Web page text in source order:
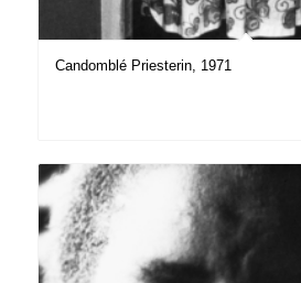
Candomblé Priesterin, 1971